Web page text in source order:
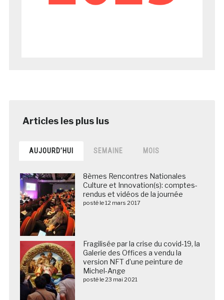
AUJOURD’HUI SEMAINE MOIS
8èmes Rencontres Nationales
Culture et Innovation(s): comptes-
rendus et vidéos de la journée
posté le 12 mars 2017
Fragilisée par la crise du covid-19, la
Galerie des Offices a vendu la
version NFT d’une peinture de
Michel-Ange
posté le 23 mai 2021